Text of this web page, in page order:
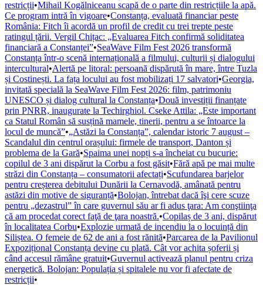
restricții•Mihail Kogălniceanu scapă de o parte din restricțiile la apă.
Ce program intră în vigoare•Constanța, evaluată financiar peste
România: Fitch îi acordă un profil de credit cu trei trepte peste
ratingul țării. Vergil Chițac: „Evaluarea Fitch confirmă soliditatea
financiară a Constanței”•SeaWave Film Fest 2026 transformă
Constanța într-o scenă internațională a filmului, culturii și dialogului
intercultural•Alertă pe litoral: persoană dispărută în mare, între Tuzla
și Costinești. La fața locului au fost mobilizați 17 salvatori•Georgia,
invitată specială la SeaWave Film Fest 2026: film, patrimoniu
UNESCO și dialog cultural la Constanța•Două investiții finanțate
prin PNRR, inaugurate la Techirghiol. Cseke Attila: „Este important
ca Statul Român să susțină mamele, tinerii, pentru a se întoarce la
locul de muncă”•„Astăzi la Constanța”, calendar istoric 7 august –
Scandalul din centrul orașului: firmele de transport, Danton și
problema de la Gară•Spaima unei nopți s-a încheiat cu bucurie:
copilul de 3 ani dispărut la Corbu a fost găsit•Fără apă pe mai multe
străzi din Constanța – consumatorii afectați•Scufundarea barjelor
pentru creșterea debitului Dunării la Cernavodă, amânată pentru
astăzi din motive de siguranță•Bolojan, întrebat dacă îşi cere scuze
pentru „dezastrul” în care guvernul său ar fi adus ţara: Am conştiinţa
că am procedat corect faţă de ţara noastră.•Copilaș de 3 ani, dispărut
în localitatea Corbu•Explozie urmată de incendiu la o locuință din
Siliștea. O femeie de 62 de ani a fost rănită•Parcarea de la Pavilionul
Expozițional Constanța devine cu plată. Cât vor achita șoferii și
când accesul rămâne gratuit•Guvernul activează planul pentru criza
energetică. Bolojan: Populația și spitalele nu vor fi afectate de
restricții•